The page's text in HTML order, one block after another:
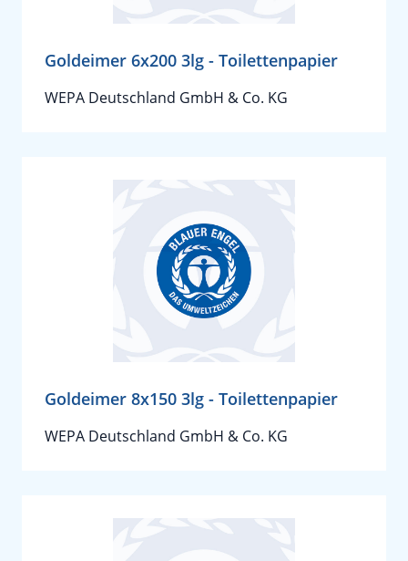
Goldeimer 6x200 3lg - Toilettenpapier
WEPA Deutschland GmbH & Co. KG
Goldeimer 8x150 3lg - Toilettenpapier
WEPA Deutschland GmbH & Co. KG